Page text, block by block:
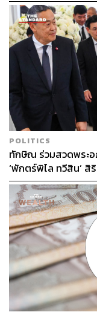
กลุ่มระบบที่ช่วยในก
ระบบ ได้แก่ ระบบค
ACC (Adaptive
การขับขี่และปรับควา
รถคันหน้าอย่างเหม
กิโลเมตรต่อชั่วโมง
ระยะ ระบบควบคุมค
(Traffic Jam
ควบคุมระยะห่างจา
เคลื่อนตัวอย่างช้าๆ
ตามรถยนต์คันหน้าโ
การชนรถยนต์คันหน้
Collision Warning)
POLITICS
ทักษิณ ร่วมสวดพระอ
‘พักตร์พิไล ทวีสิน’ สิ
หลากวงการร่วมอาลัย